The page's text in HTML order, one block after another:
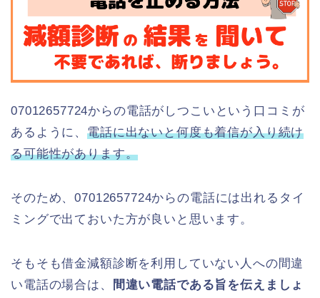
07012657724からの電話がしつこいという口コミが
あるように、電話に出ないと何度も着信が入り続け
る可能性があります。
そのため、07012657724からの電話には出れるタイ
ミングで出ておいた方が良いと思います。
そもそも借金減額診断を利用していない人への間違
い電話の場合は、
間違い電話である旨を伝えましょ